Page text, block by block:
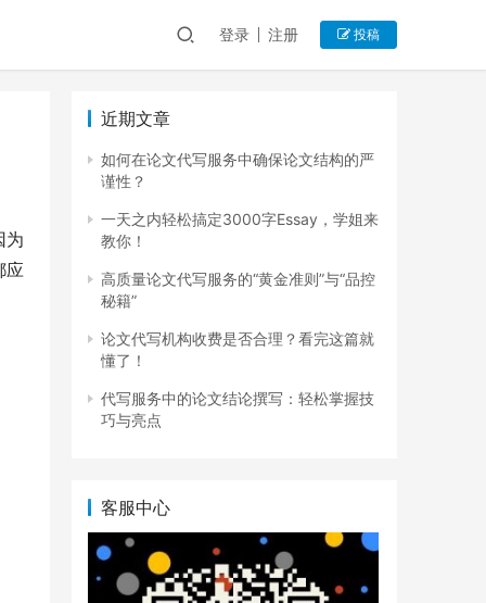
登录 注册 投稿
为
应
近期文章
如何在论文代写服务中确保论文结构的严
谨性？
一天之内轻松搞定3000字Essay，学姐来
教你！
高质量论文代写服务的“黄金准则”与“品控
秘籍”
论文代写机构收费是否合理？看完这篇就
懂了！
代写服务中的论文结论撰写：轻松掌握技
巧与亮点
客服中心